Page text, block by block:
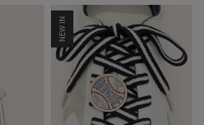
NEW IN